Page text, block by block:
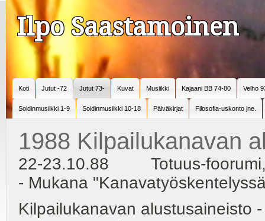
Ilpo Saastamoinen
Koti Jutut -72 Jutut 73- Kuvat Musiikki Kajaani BB 74-80 Velho
Soidinmusiikki 1-9 Soidinmusiikki 10-18 Päiväkirjat Filosofia-uskonto jne.
1988 Kilpailukanavan
22-23.10.88 Totuus-foorumi,
- Mukana
Kilpailukanavan alustusaineisto